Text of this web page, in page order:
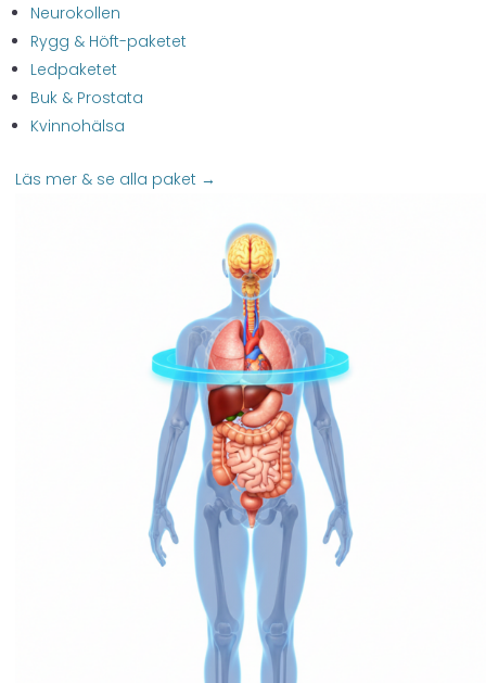
Neurokollen
Rygg & Höft-paketet
Ledpaketet
Buk & Prostata
Kvinnohälsa
Läs mer & se alla paket →